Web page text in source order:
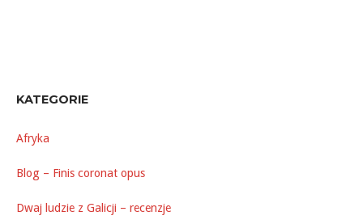
KATEGORIE
Afryka
Blog – Finis coronat opus
Dwaj ludzie z Galicji – recenzje